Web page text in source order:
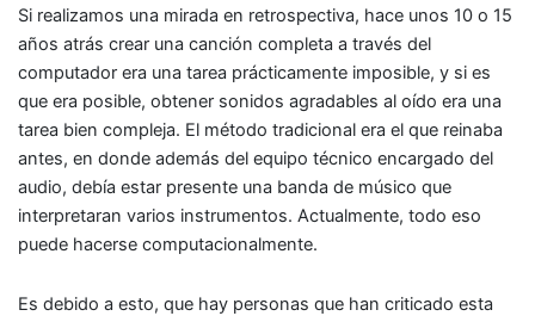
Si realizamos una mirada en retrospectiva, hace unos 10 o 15
años atrás crear una canción completa a través del
computador era una tarea prácticamente imposible, y si es
que era posible, obtener sonidos agradables al oído era una
tarea bien compleja. El método tradicional era el que reinaba
antes, en donde además del equipo técnico encargado del
audio, debía estar presente una banda de músico que
interpretaran varios instrumentos. Actualmente, todo eso
puede hacerse computacionalmente.
Es debido a esto, que hay personas que han criticado esta